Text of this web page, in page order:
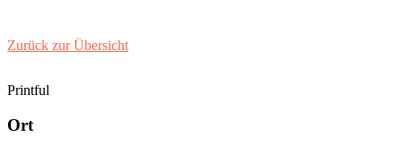
Zurück zur Übersicht
Printful
Ort